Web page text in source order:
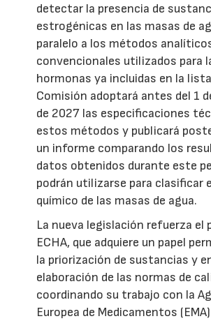
detectar la presencia de
estrogénicas en las masas de
paralelo a los métodos
convencionales utilizados para
hormonas ya incluidas en la
Comisión adoptará antes del 1
de 2027 las especificaciones
estos métodos y publicará
un informe comparando los
datos obtenidos durante este
podrán utilizarse para clasificar
químico de las masas de agua.
La nueva legislación refuerza el
ECHA, que adquiere un papel
la priorización de sustancias y
elaboración de las normas de
coordinando su trabajo con la
Europea de Medicamentos